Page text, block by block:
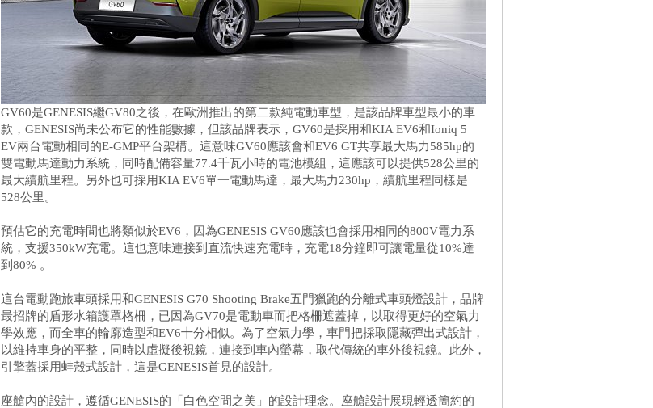
GV60是GENESIS繼GV80之後，在歐洲推出的第二款純電動車型，是該品牌車型最小的車
款，GENESIS尚未公布它的性能數據，但該品牌表示，GV60是採用和KIA EV6和Ioniq 5
EV兩台電動相同的E-GMP平台架構。這意味GV60應該會和EV6 GT共享最大馬力585hp的
雙電動馬達動力系統，同時配備容量77.4千瓦小時的電池模組，這應該可以提供528公里的
最大續航里程。另外也可採用KIA EV6單一電動馬達，最大馬力230hp，續航里程同樣是
528公里。
預估它的充電時間也將類似於EV6，因為GENESIS GV60應該也會採用相同的800V電力系
統，支援350kW充電。這也意味連接到直流快速充電時，充電18分鐘即可讓電量從10%達
到80% 。
這台電動跑旅車頭採用和GENESIS G70 Shooting Brake五門獵跑的分離式車頭燈設計，品牌
最招牌的盾形水箱護罩格柵，已因為GV70是電動車而把格柵遮蓋掉，以取得更好的空氣力
學效應，而全車的輪廓造型和EV6十分相似。為了空氣力學，車門把採取隱藏彈出式設計，
以維持車身的平整，同時以虛擬後視鏡，連接到車內螢幕，取代傳統的車外後視鏡。此外，
引擎蓋採用蚌殼式設計，這是GENESIS首見的設計。
座艙內的設計，遵循GENESIS的「白色空間之美」的設計理念。座艙設計展現輕透簡約的